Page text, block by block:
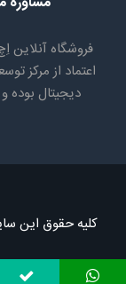
فروشگاه آنلاین
اعتماد از مرکز
دیجیتال
کلیه حقوق اين